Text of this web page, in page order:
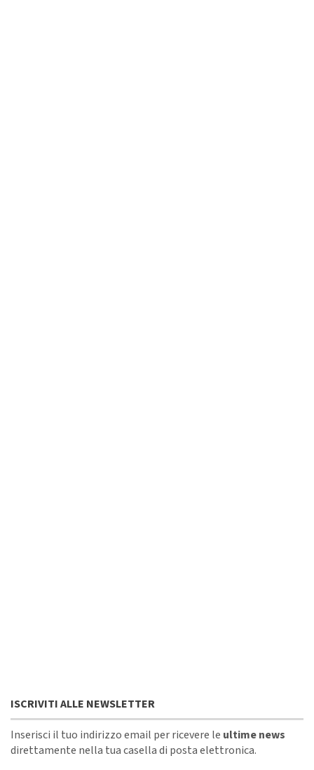
ISCRIVITI ALLE NEWSLETTER
Inserisci il tuo indirizzo email per ricevere le ultime news
direttamente nella tua casella di posta elettronica.